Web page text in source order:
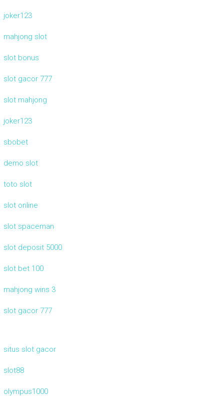
joker123
mahjong slot
slot bonus
slot gacor 777
slot mahjong
joker123
sbobet
demo slot
toto slot
slot online
slot spaceman
slot deposit 5000
slot bet 100
mahjong wins 3
slot gacor 777
situs slot gacor
slot88
olympus1000